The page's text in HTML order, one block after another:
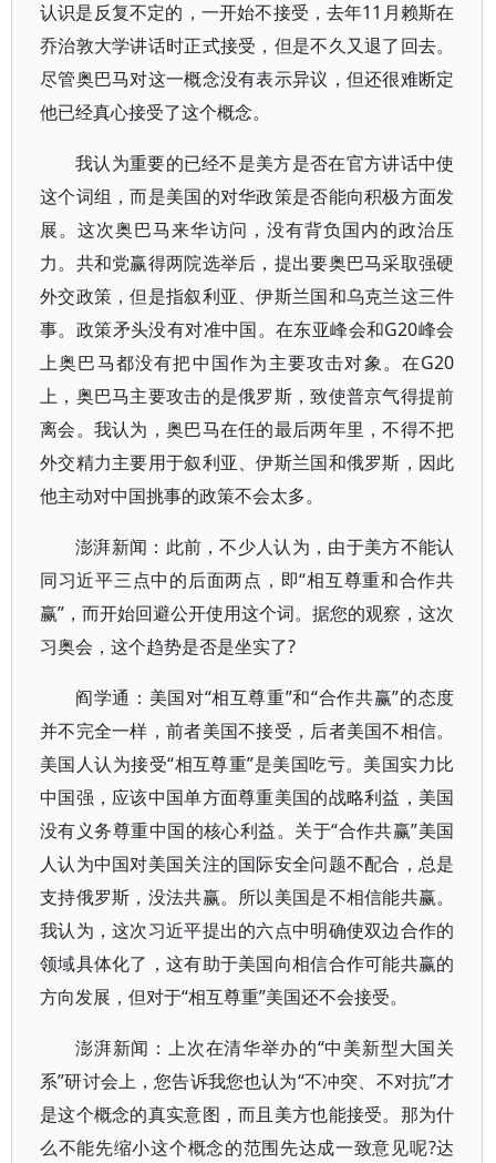
认识是反复不定的，一开始不接受，去年11月赖斯在
乔治敦大学讲话时正式接受，但是不久又退了回去。
尽管奥巴马对这一概念没有表示异议，但还很难断定
他已经真心接受了这个概念。
我认为重要的已经不是美方是否在官方讲话中使
这个词组，而是美国的对华政策是否能向积极方面发
展。这次奥巴马来华访问，没有背负国内的政治压
力。共和党赢得两院选举后，提出要奥巴马采取强硬
外交政策，但是指叙利亚、伊斯兰国和乌克兰这三件
事。政策矛头没有对准中国。在东亚峰会和G20峰会
上奥巴马都没有把中国作为主要攻击对象。在G20
上，奥巴马主要攻击的是俄罗斯，致使普京气得提前
离会。我认为，奥巴马在任的最后两年里，不得不把
外交精力主要用于叙利亚、伊斯兰国和俄罗斯，因此
他主动对中国挑事的政策不会太多。
澎湃新闻：此前，不少人认为，由于美方不能认
同习近平三点中的后面两点，即“相互尊重和合作共
赢”，而开始回避公开使用这个词。据您的观察，这次
习奥会，这个趋势是否是坐实了?
阎学通：美国对“相互尊重”和“合作共赢”的态度
并不完全一样，前者美国不接受，后者美国不相信。
美国人认为接受“相互尊重”是美国吃亏。美国实力比
中国强，应该中国单方面尊重美国的战略利益，美国
没有义务尊重中国的核心利益。关于“合作共赢”美国
人认为中国对美国关注的国际安全问题不配合，总是
支持俄罗斯，没法共赢。所以美国是不相信能共赢。
我认为，这次习近平提出的六点中明确使双边合作的
领域具体化了，这有助于美国向相信合作可能共赢的
方向发展，但对于“相互尊重”美国还不会接受。
澎湃新闻：上次在清华举办的“中美新型大国关
系”研讨会上，您告诉我您也认为“不冲突、不对抗”才
是这个概念的真实意图，而且美方也能接受。那为什
么不能先缩小这个概念的范围先达成一致意见呢?达